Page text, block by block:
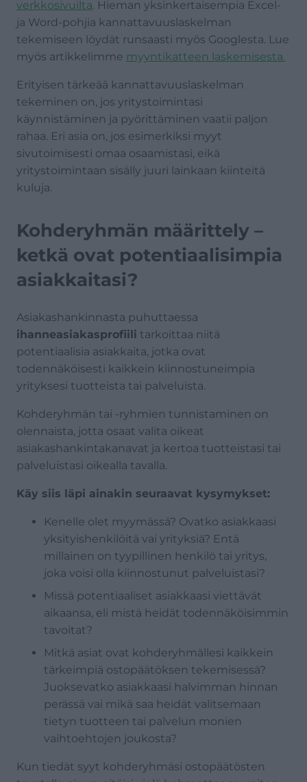
verkkosivuilta. Hieman yksinkertaisempia Excel-
ja Word-pohjia kannattavuuslaskelman
tekemiseen löydät runsaasti myös Googlesta. Lue
myös artikkelimme myyntikatteen laskemisesta.
Erityisen tärkeää kannattavuuslaskelman
tekeminen on, jos yritystoimintasi
käynnistäminen ja pyörittäminen vaatii paljon
rahaa. Eri asia on, jos esimerkiksi myyt
sivutoimisesti omaa osaamistasi, eikä
yritystoimintaan sisälly juuri lainkaan kiinteitä
kuluja.
Kohderyhmän määrittely –
ketkä ovat potentiaalisimpia
asiakkaitasi?
Asiakashankinnasta puhuttaessa
ihanneasiakasprofiili tarkoittaa niitä
potentiaalisia asiakkaita, jotka ovat
todennäköisesti kaikkein kiinnostuneimpia
yrityksesi tuotteista tai palveluista.
Kohderyhmän tai -ryhmien tunnistaminen on
olennaista, jotta osaat valita oikeat
asiakashankintakanavat ja kertoa tuotteistasi tai
palveluistasi oikealla tavalla.
Käy siis läpi ainakin seuraavat kysymykset:
Kenelle olet myymässä? Ovatko asiakkaasi
yksityishenkilöitä vai yrityksiä? Entä
millainen on tyypillinen henkilö tai yritys,
joka voisi olla kiinnostunut palveluistasi?
Missä potentiaaliset asiakkaasi viettävät
aikaansa, eli mistä heidät todennäköisimmin
tavoitat?
Mitkä asiat ovat kohderyhmällesi kaikkein
tärkeimpiä ostopäätöksen tekemisessä?
Juoksevatko asiakkaasi halvimman hinnan
perässä vai mikä saa heidät valitsemaan
tietyn tuotteen tai palvelun monien
vaihtoehtojen joukosta?
Kun tiedät syyt kohderyhmäsi ostopäätösten